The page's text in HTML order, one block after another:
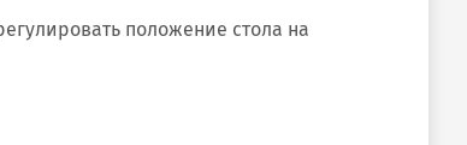
положение стола на